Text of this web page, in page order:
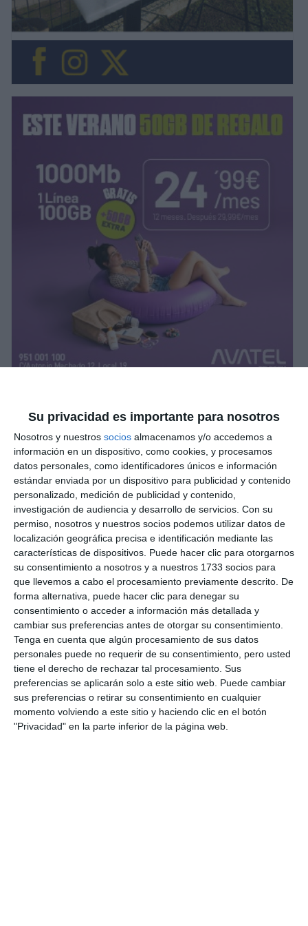
Su privacidad es importante para nosotros
Nosotros y nuestros socios almacenamos y/o accedemos a
información en un dispositivo, como cookies, y procesamos
datos personales, como identificadores únicos e información
estándar enviada por un dispositivo para publicidad y contenido
personalizado, medición de publicidad y contenido,
investigación de audiencia y desarrollo de servicios. Con su
permiso, nosotros y nuestros socios podemos utilizar datos de
localización geográfica precisa e identificación mediante las
características de dispositivos. Puede hacer clic para otorgarnos
su consentimiento a nosotros y a nuestros 1733 socios para
que llevemos a cabo el procesamiento previamente descrito. De
forma alternativa, puede hacer clic para denegar su
consentimiento o acceder a información más detallada y
cambiar sus preferencias antes de otorgar su consentimiento.
Tenga en cuenta que algún procesamiento de sus datos
personales puede no requerir de su consentimiento, pero usted
tiene el derecho de rechazar tal procesamiento. Sus
preferencias se aplicarán solo a este sitio web. Puede cambiar
sus preferencias o retirar su consentimiento en cualquier
momento volviendo a este sitio y haciendo clic en el botón
"Privacidad" en la parte inferior de la página web.